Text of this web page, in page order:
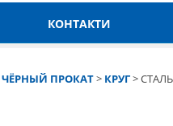
КОНТАКТИ
ЧЁРНЫЙ ПРОКАТ> КРУГ>